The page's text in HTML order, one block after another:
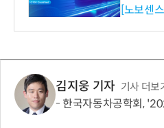
류 감지
[노보센
김지웅 기자 기사 더보
한국자동차공학회, '2026 대학생